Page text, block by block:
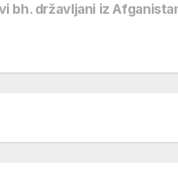
bh. državljani iz